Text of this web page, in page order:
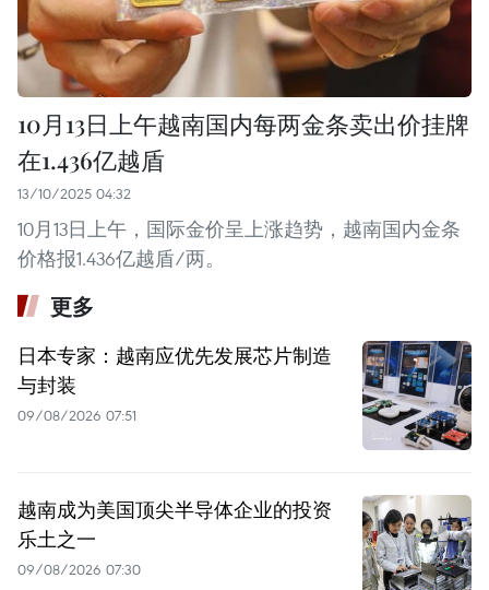
10月13日上午越南国内每两金条卖出价挂牌
在1.436亿越盾
13/10/2025 04:32
10月13日上午，国际金价呈上涨趋势，越南国内金条
价格报1.436亿越盾/两。
更多
日本专家：越南应优先发展芯片制造
与封装
09/08/2026 07:51
越南成为美国顶尖半导体企业的投资
乐土之一
09/08/2026 07:30